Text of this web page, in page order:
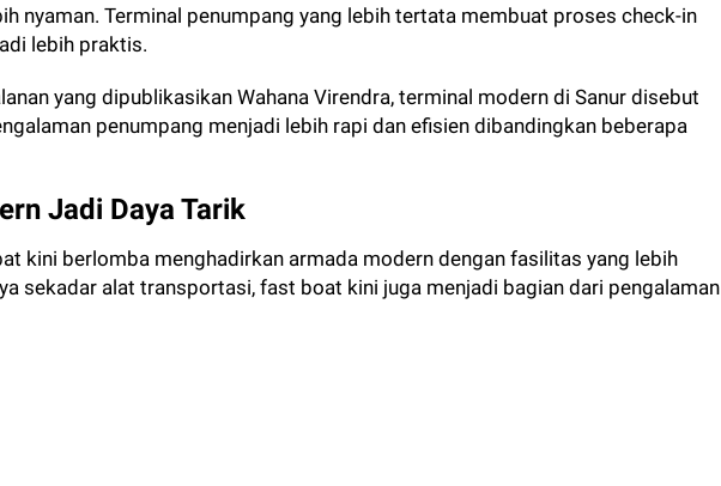
nyaman. Terminal penumpang yang lebih tertata membuat proses check-in
lebih praktis.
yang dipublikasikan Wahana Virendra, terminal modern di Sanur disebut
penumpang menjadi lebih rapi dan efisien dibandingkan beberapa
Jadi Daya Tarik
kini berlomba menghadirkan armada modern dengan fasilitas yang lebih
sekadar alat transportasi, fast boat kini juga menjadi bagian dari pengalaman